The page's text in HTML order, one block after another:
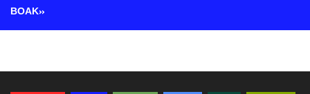
ΒΟΑΚ»